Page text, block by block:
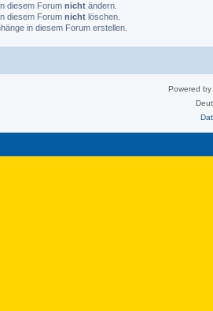
diesem Forum nicht ändern.
diesem Forum nicht löschen.
in diesem Forum erstellen.
Powered by